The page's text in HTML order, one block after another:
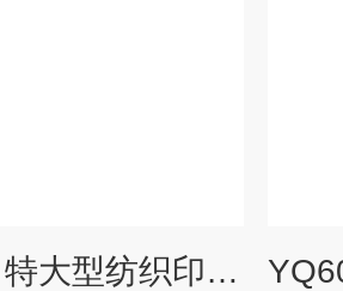
YQ60（6）特大型纺织印染标准光源箱